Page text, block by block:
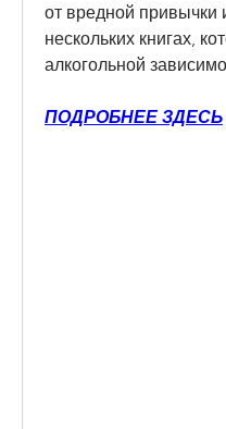
от вредной привычки
нескольких книгах,
алкогольной
ПОДРОБНЕЕ ЗДЕСЬ